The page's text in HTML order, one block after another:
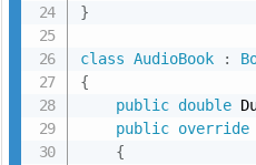
}
class AudioBook :
{
public double
public override
{